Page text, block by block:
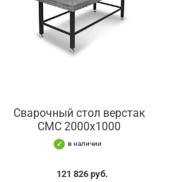
Сварочный стол верстак
СМС 2000х1000
в наличии
121 826 руб.